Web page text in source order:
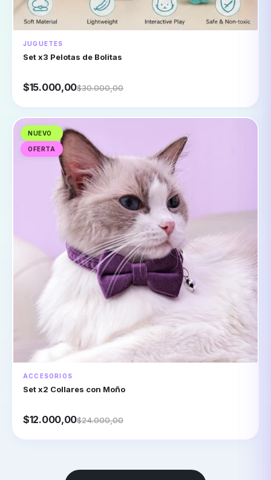
JUGUETES
Set x3 Pelotas de Bolitas
$15.000,00$30.000,00
NUEVO
OFERTA
ACCESORIOS
Set x2 Collares con Moño
$12.000,00$24.000,00